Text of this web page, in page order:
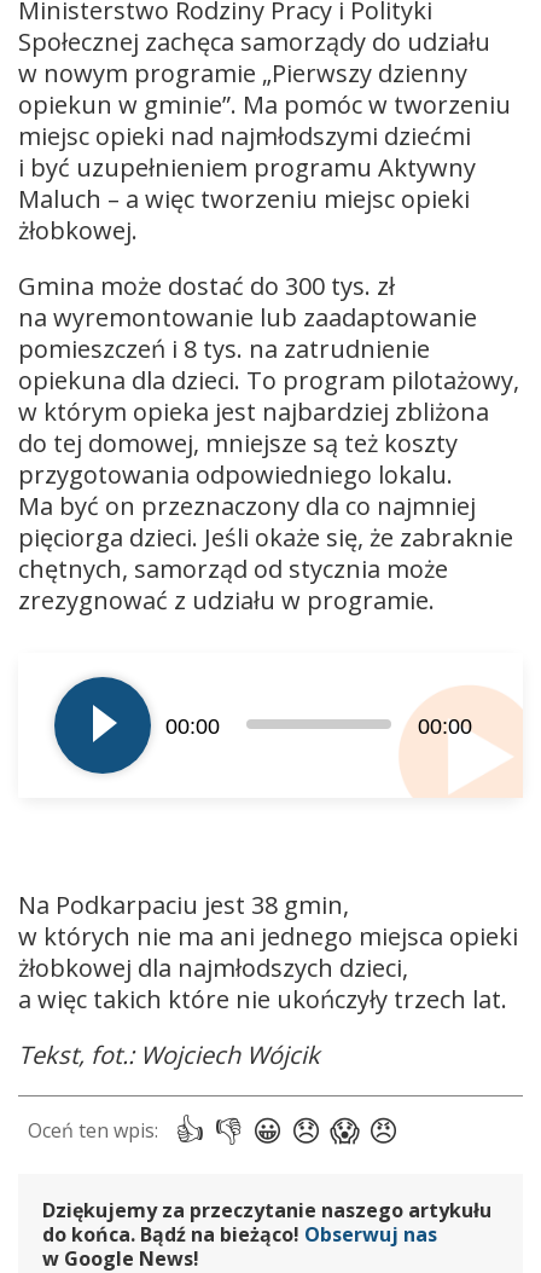
Ministerstwo Rodziny Pracy i Polityki
Społecznej zachęca samorządy do udziału
w nowym programie „Pierwszy dzienny
opiekun w gminie”. Ma pomóc w tworzeniu
miejsc opieki nad najmłodszymi dziećmi
i być uzupełnieniem programu Aktywny
Maluch – a więc tworzeniu miejsc opieki
żłobkowej.
Gmina może dostać do 300 tys. zł
na wyremontowanie lub zaadaptowanie
pomieszczeń i 8 tys. na zatrudnienie
opiekuna dla dzieci. To program pilotażowy,
w którym opieka jest najbardziej zbliżona
do tej domowej, mniejsze są też koszty
przygotowania odpowiedniego lokalu.
Ma być on przeznaczony dla co najmniej
pięciorga dzieci. Jeśli okaże się, że zabraknie
chętnych, samorząd od stycznia może
zrezygnować z udziału w programie.
plików
dźwiękowych
00:00 00:00
Na Podkarpaciu jest 38 gmin,
w których nie ma ani jednego miejsca opieki
żłobkowej dla najmłodszych dzieci,
a więc takich które nie ukończyły trzech lat.
Tekst, fot.: Wojciech Wójcik
Dziękujemy za przeczytanie naszego artykułu
do końca. Bądź na bieżąco! Obserwuj nas
w Google News!